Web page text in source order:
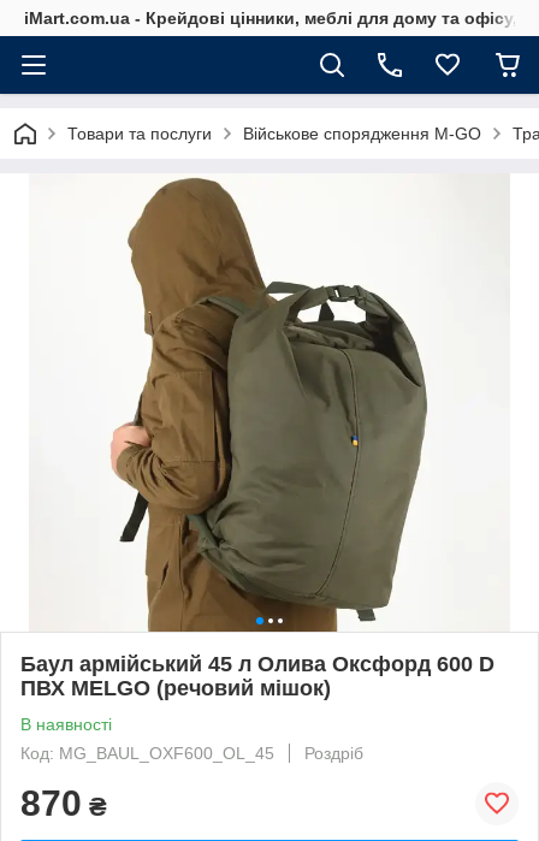
iMart.com.ua - Крейдові цінники, меблі для дому та офісу,
Товари та послуги Військове спорядження M-GO
Баул армійський 45 л Олива Оксфорд 600 D
ПВХ MELGO (речовий мішок)
В наявності
Код: MG_BAUL_OXF600_OL_45
Роздріб
870 ₴